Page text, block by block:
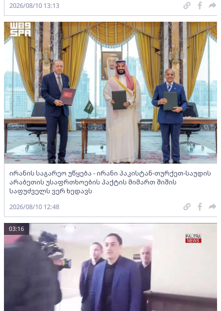
2026/08/10 13:13
ირანის საგარეო უწყება - ირანი პაკისტან-თურქეთ-საუდის
არაბეთის უსაფრთხოების პაქტის მიმართ შიშის
საფუძველს ვერ ხედავს
2026/08/10 12:48
03:16